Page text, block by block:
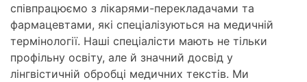
співпрацюємо з лікарями-перекладачами та
фармацевтами, які спеціалізуються на медичній
термінології. Наші спеціалісти мають не тільки
профільну освіту, але й значний досвід у
лінгвістичній обробці медичних текстів. Ми